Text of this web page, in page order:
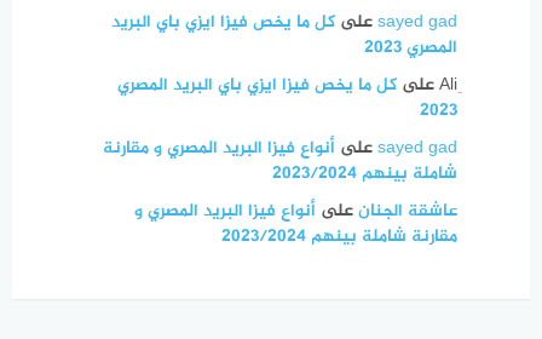
sayed gadعلى كل ما يخص فيزا ايزي باي البريد
المصري 2023
على كل ما يخص فيزا ايزي باي البريد المصري
2023
sayed gadعلى أنواع فيزا البريد المصري و مقارنة
شاملة بينهم 2023/2024
عاشقة الجنانعلى أنواع فيزا البريد المصري و
مقارنة شاملة بينهم 2023/2024